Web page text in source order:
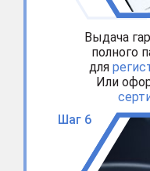
Выдача
полного
для
Или
Шаг 6